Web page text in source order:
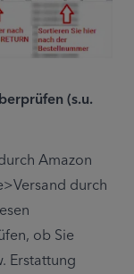
(s.u.
Amazon
durch
ob Sie
Erstattung